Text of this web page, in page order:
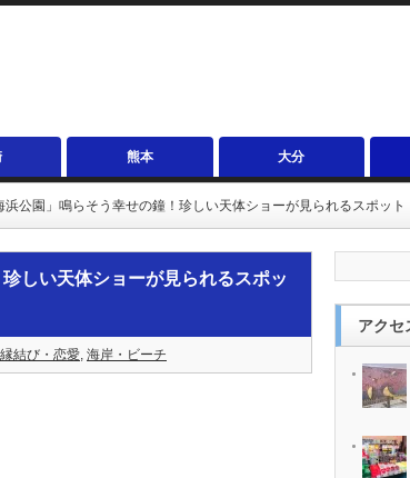
熊本 大分
浜公園」鳴らそう幸せの鐘！珍しい天体ショーが見られるスポット
しい天体ショーが見られるスポッ
結び・恋愛, 海岸・ビーチ
アクセ